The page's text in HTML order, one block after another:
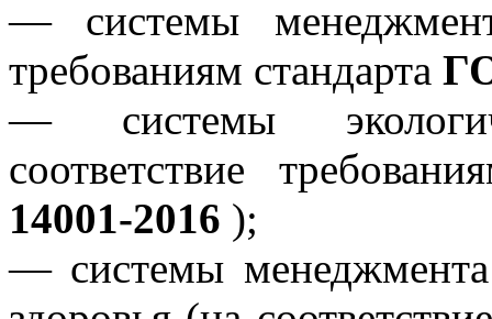
— системы
требованиям стандарта
— системы
соответствие
14001-2016 );
— системы менеджмента